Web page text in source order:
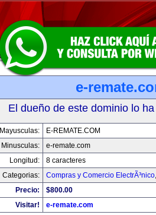
e-
El dueño de este dominio lo
Mayusculas:
E-REMATE.COM
Minusculas:
e-remate.com
Longitud:
8 caracteres
Categorias:
Compras y Comercio ElectrÃ³nico
Precio:
$800.00
Visitar!
e-remate.com